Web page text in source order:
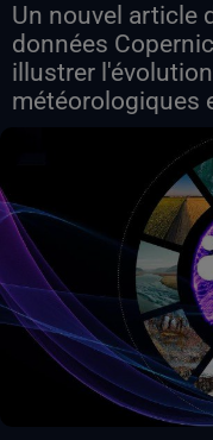
Un nouvel article
données
illustrer
météorologiques